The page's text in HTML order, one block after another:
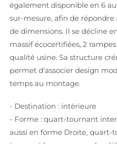
également disponible en 6
sur-mesure, afin de répondre
de dimensions. Il se décline
massif écocertifiées, 2
qualité usine. Sa structure
permet d'associer design
temps au montage.
- Destination : intérieure
- Forme : quart-tournant
aussi en forme Droite, quart-